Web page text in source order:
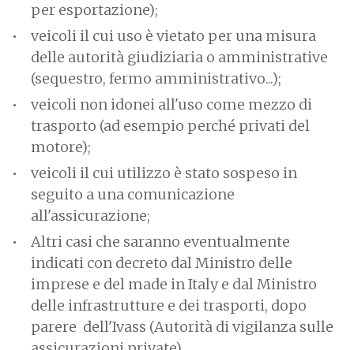
per esportazione);
veicoli il cui uso è vietato per una misura
delle autorità giudiziaria o amministrative
(sequestro, fermo amministrativo...);
veicoli non idonei all'uso come mezzo di
trasporto (ad esempio perché privati del
motore);
veicoli il cui utilizzo è stato sospeso in
seguito a una comunicazione
all'assicurazione;
Altri casi che saranno eventualmente
indicati con decreto dal Ministro delle
imprese e del made in Italy e dal Ministro
delle infrastrutture e dei trasporti, dopo
parere dell'Ivass (Autorità di vigilanza sulle